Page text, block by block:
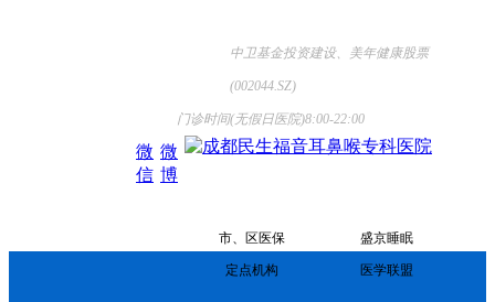
中卫基金投资建设、美年健康股票
(002044.SZ)
门诊时间(无假日医院)8:00-22:00
微
信
微
博
市、区医保
定点机构
盛京睡眠
医学联盟